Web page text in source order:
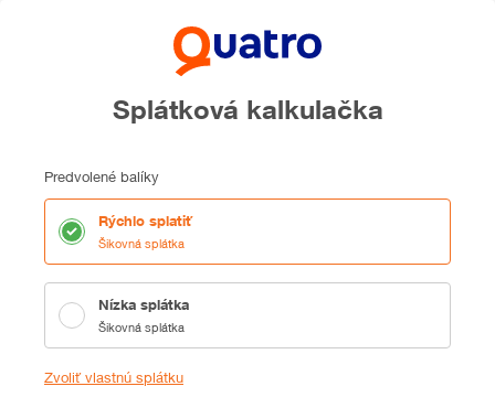
Splátková kalkulačka
Predvolené balíky
Rýchlo splatiť
Šikovná splátka
Nízka splátka
Šikovná splátka
Zvoliť vlastnú splátku